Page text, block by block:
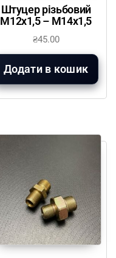
Штуцер різьбовий
М12х1,5 – М14х1,5
₴45.00
Додати в кошик